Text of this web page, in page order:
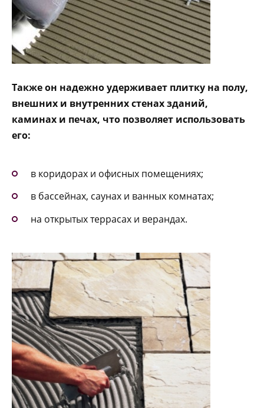
Также он надежно удерживает плитку на полу,
внешних и внутренних стенах зданий,
каминах и печах, что позволяет использовать
его:
в коридорах и офисных помещениях;
в бассейнах, саунах и ванных комнатах;
на открытых террасах и верандах.